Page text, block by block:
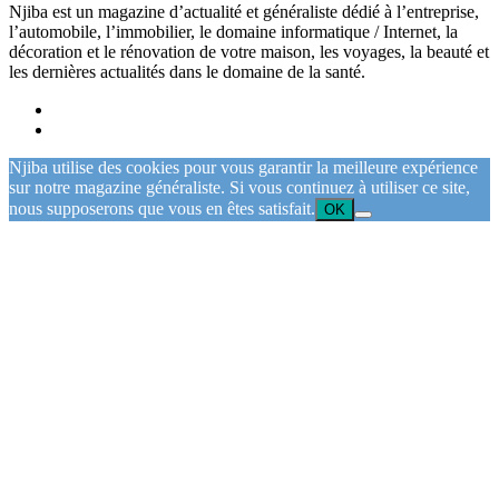
Njiba est un magazine d’actualité et généraliste dédié à l’entreprise,
l’automobile, l’immobilier, le domaine informatique / Internet, la
décoration et le rénovation de votre maison, les voyages, la beauté et
les dernières actualités dans le domaine de la santé.
Njiba utilise des cookies pour vous garantir la meilleure expérience
sur notre magazine généraliste. Si vous continuez à utiliser ce site,
nous supposerons que vous en êtes satisfait. OK